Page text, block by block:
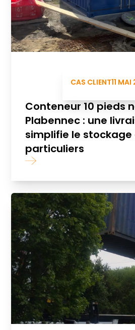
CAS CLIENT11
Conteneur 10 pieds
Plabennec : une
simplifie le stockage
particuliers